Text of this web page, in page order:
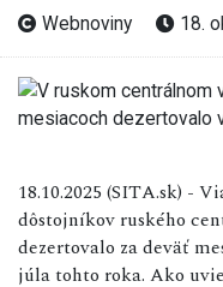
Webnoviny 18.
18.10.2025 (SITA.sk) -
dôstojníkov ruského
dezertovalo za deväť
júla tohto roka. Ako